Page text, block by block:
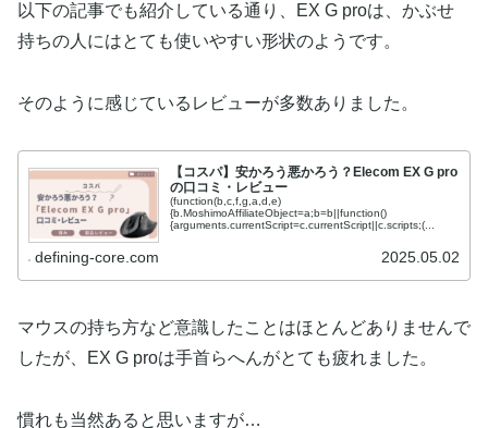
以下の記事でも紹介している通り、EX G proは、かぶせ
持ちの人にはとても使いやすい形状のようです。
そのように感じているレビューが多数ありました。
【コスパ】安かろう悪かろう？Elecom EX G pro
の口コミ・レビュー
(function(b,c,f,g,a,d,e)
{b.MoshimoAffiliateObject=a;b=b||function()
{arguments.currentScript=c.currentScript||c.scripts;(...
defining-core.com 2025.05.02
マウスの持ち方など意識したことはほとんどありませんで
したが、EX G proは手首らへんがとても疲れました。
慣れも当然あると思いますが…